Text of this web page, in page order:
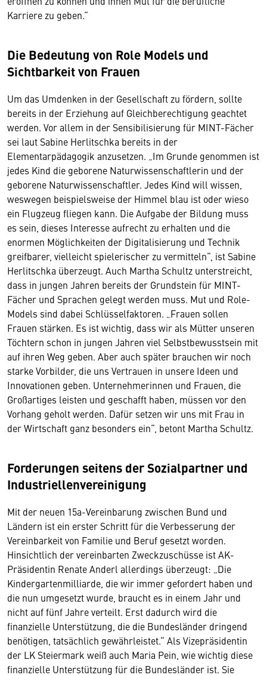
Karriere zu geben.“
Die Bedeutung von Role Models und
Sichtbarkeit von Frauen
Um das Umdenken in der Gesellschaft zu fördern, sollte
bereits in der Erziehung auf Gleichberechtigung geachtet
werden. Vor allem in der Sensibilisierung für MINT-Fächer
sei laut Sabine Herlitschka bereits in der
Elementarpädagogik anzusetzen. „Im Grunde genommen ist
jedes Kind die geborene Naturwissenschaftlerin und der
geborene Naturwissenschaftler. Jedes Kind will wissen,
weswegen beispielsweise der Himmel blau ist oder wieso
ein Flugzeug fliegen kann. Die Aufgabe der Bildung muss
es sein, dieses Interesse aufrecht zu erhalten und die
enormen Möglichkeiten der Digitalisierung und Technik
greifbarer, vielleicht spielerischer zu vermitteln“, ist Sabine
Herlitschka überzeugt. Auch Martha Schultz unterstreicht,
dass in jungen Jahren bereits der Grundstein für MINT-
Fächer und Sprachen gelegt werden muss. Mut und Role-
Models sind dabei Schlüsselfaktoren. „Frauen sollen
Frauen stärken. Es ist wichtig, dass wir als Mütter unseren
Töchtern schon in jungen Jahren viel Selbstbewusstsein mit
auf ihren Weg geben. Aber auch später brauchen wir noch
starke Vorbilder, die uns Vertrauen in unsere Ideen und
Innovationen geben. Unternehmerinnen und Frauen, die
Großartiges leisten und geschafft haben, müssen vor den
Vorhang geholt werden. Dafür setzen wir uns mit Frau in
der Wirtschaft ganz besonders ein“, betont Martha Schultz.
Forderungen seitens der Sozialpartner und
Industriellenvereinigung
Mit der neuen 15a-Vereinbarung zwischen Bund und
Ländern ist ein erster Schritt für die Verbesserung der
Vereinbarkeit von Familie und Beruf gesetzt worden.
Hinsichtlich der vereinbarten Zweckzuschüsse ist AK-
Präsidentin Renate Anderl allerdings überzeugt: „Die
Kindergartenmilliarde, die wir immer gefordert haben und
die nun umgesetzt wurde, braucht es in einem Jahr und
nicht auf fünf Jahre verteilt. Erst dadurch wird die
finanzielle Unterstützung, die die Bundesländer dringend
benötigen, tatsächlich gewährleistet.“ Als Vizepräsidentin
der LK Steiermark weiß auch Maria Pein, wie wichtig diese
finanzielle Unterstützung für die Bundesländer ist. Sie